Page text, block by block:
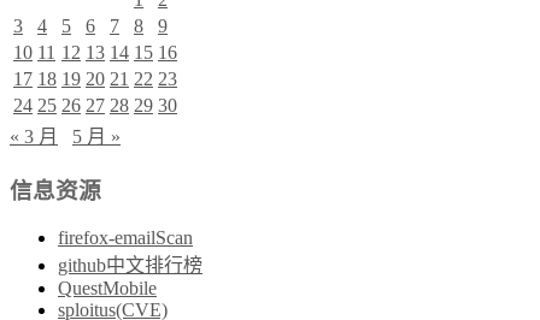
3
4 5 6 7 8
9
10 11 12 13 14 15 16
17 18 19 20 21 22 23
24 25 26 27 28 29 30
« 3 月
5 月 »
信息资源
firefox-emailScan
github中文排行榜
QuestMobile
sploitus(CVE)